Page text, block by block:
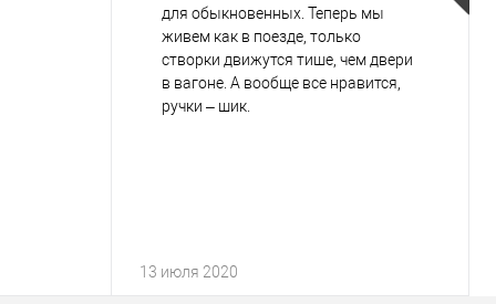
для обыкновенных. Теперь мы
живем как в поезде, только
створки движутся тише, чем двери
в вагоне. А вообще все нравится,
ручки – шик.
13 июля 2020